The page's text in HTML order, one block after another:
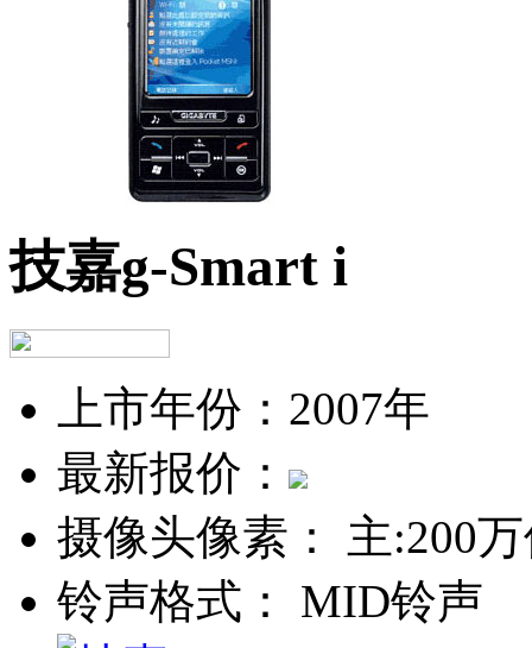
技嘉g-Smart i
上市年份： 2007年
最新报价：
摄像头像素：
主:200
铃声格式：
MID铃声